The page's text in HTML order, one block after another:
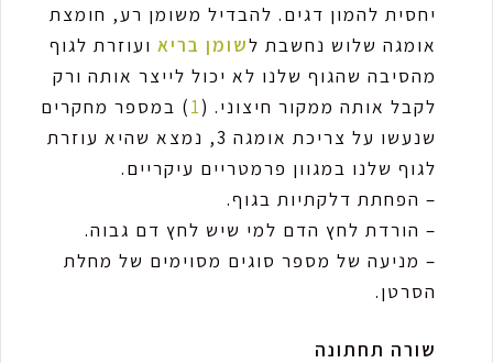
יחסית להמון דגים. להבדיל משומן רע, חומצת
אומגה שלוש נחשבת לשומן בריא ועוזרת לגוף
מהסיבה שהגוף שלנו לא יכול לייצר אותה ורק
לקבל אותה ממקור חיצוני. (1) במספר מחקרים
שנעשו על צריכת אומגה 3, נמצא שהיא עוזרת
לגוף שלנו במגוון פרמטריים עיקריים.
– הפחתת דלקתיות בגוף.
– הורדת לחץ הדם למי שיש לחץ דם גבוה.
– מניעה של מספר סוגים מסוימים של מחלת
הסרטן.
שורה תחתונה